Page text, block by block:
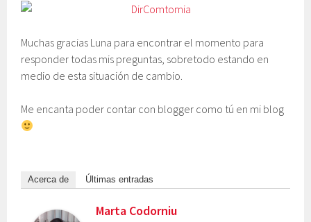
Muchas gracias Luna para encontrar el momento para
responder todas mis preguntas, sobretodo estando en
medio de esta situación de cambio.
Me encanta poder contar con blogger como tú en mi blog
Acerca de Últimas entradas
Marta Codorniu